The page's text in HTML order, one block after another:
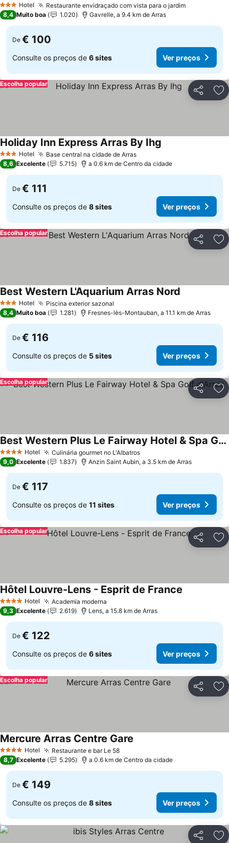
3 EstrelasHotel Restaurante envidraçado com vista para o jardim
8,4 Muito boa 1.020 Gavrelle, a 9.4 km de Arras
De € 100
Consulte os preços de 6 sites Ver preços
Partilhar
Escolha popular
3 EstrelasHotel Base central na cidade de Arras
Holiday Inn Express Arras By Ihg
8,6 Excelente 5.715 a 0.6 km de Centro da cidade
De € 111
Consulte os preços de 8 sites Ver preços
Partilhar
Escolha popular
3 EstrelasHotel Piscina exterior sazonal
Best Western L'Aquarium Arras Nord
8,4 Muito boa 1.281 Fresnes-lès-Montauban, a 11.1 km de Arras
De € 116
Consulte os preços de 5 sites Ver preços
Partilhar
Escolha popular
4 EstrelasHotel Culinária gourmet no L'Albatros
Best Western Plus Le Fairway Hotel & Spa Golf d'Arras
9,0 Excelente 1.837 Anzin Saint Aubin, a 3.5 km de Arras
De € 117
Consulte os preços de 11 sites Ver preços
Partilhar
Escolha popular
4 EstrelasHotel Academia moderna
Hôtel Louvre-Lens - Esprit de France
9,3 Excelente 2.619 Lens, a 15.8 km de Arras
De € 122
Consulte os preços de 6 sites Ver preços
Partilhar
Escolha popular
4 EstrelasHotel Restaurante e bar Le 58
Mercure Arras Centre Gare
8,7 Excelente 5.295 a 0.6 km de Centro da cidade
De € 149
Consulte os preços de 8 sites Ver preços
Partilhar